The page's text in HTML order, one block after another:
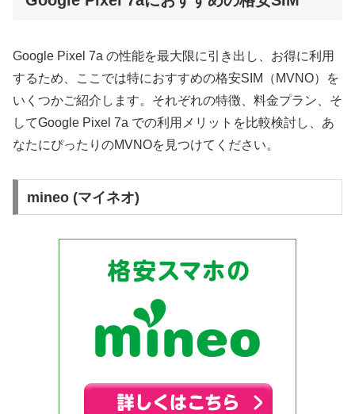
Google Pixel 7a の性能を最大限に引き出し、お得に利用
するため、ここでは特におすすめの格安SIM（MVNO）を
いくつかご紹介します。それぞれの特徴、料金プラン、そ
してGoogle Pixel 7a での利用メリットを比較検討し、あ
なたにぴったりのMVNOを見つけてください。
mineo (マイネオ)